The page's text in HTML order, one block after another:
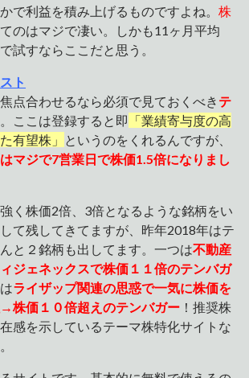
で利益を積み上げるものですよね。 株
のはマジで凄い。しかも11ヶ月平均
試すならここだと思う。
ト
点合わせるなら必須で見ておくべき テ
。ここは登録すると即 「業績寄与度の高
有望株」 というのをくれるんですが、
マジで7営業日で株価1.5倍になりまし
く株価2倍、3倍となるような銘柄をい
て残してきてますが、昨年2018年はテ
と２銘柄も出してます。一つは不動産
ジェネックスで株価１１倍のテンバガ
ライザップ関連の思惑で一気に株価を
→株価１０倍超えのテンバガー ！推奨株
感を示しているテーマ株特化サイトな